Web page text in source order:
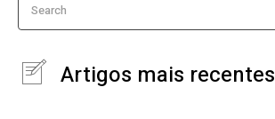
Search
Artigos mais recentes